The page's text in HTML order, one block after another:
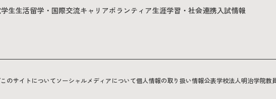
学生生活留学・国際交流キャリアボランティア生涯学習・社会連携入試情報
このサイトについてソーシャルメディアについて個人情報の取り扱い情報公表学校法人明治学院教